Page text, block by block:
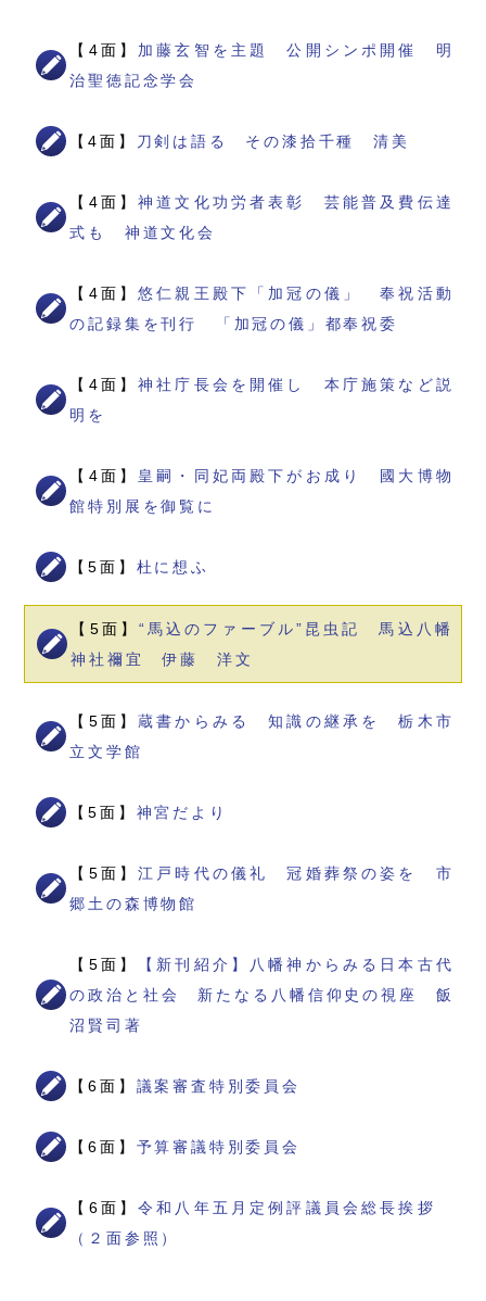
【4面】 加藤玄智を主題 公開シンポ開催 明
治聖徳記念学会
【4面】 刀剣は語る その漆拾千種 清美
【4面】神道文化功労者表彰 芸能普及費伝達
式も 神道文化会
【4面】悠仁親王殿下「加冠の儀」 奉祝活動
の記録集を刊行 「加冠の儀」都奉祝委
【4面】神社庁長会を開催し 本庁施策など説
明を
【4面】 皇嗣・同妃両殿下がお成り 國大博物
館特別展を御覧に
【5面】 杜に想ふ
【5面】 “馬込のファーブル”昆虫記 馬込八幡
神社禰宜 伊藤 洋文
【5面】蔵書からみる 知識の継承を 栃木市
立文学館
【5面】 神宮だより
【5面】江戸時代の儀礼 冠婚葬祭の姿を 市
郷土の森博物館
【5面】
【新刊紹介】八幡神からみる日本古代
の政治と社会 新たなる八幡信仰史の視座 飯
沼賢司著
【6面】 議案審査特別委員会
【6面】 予算審議特別委員会
【6面】令和八年五月定例評議員会総長挨拶
（２面参照）